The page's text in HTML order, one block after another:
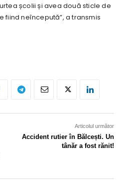
școlii și avea două sticle de
fiind neîncepută”, a transmis
Articolul următor
Accident rutier în Bălcești. Un
tânăr a fost rănit!